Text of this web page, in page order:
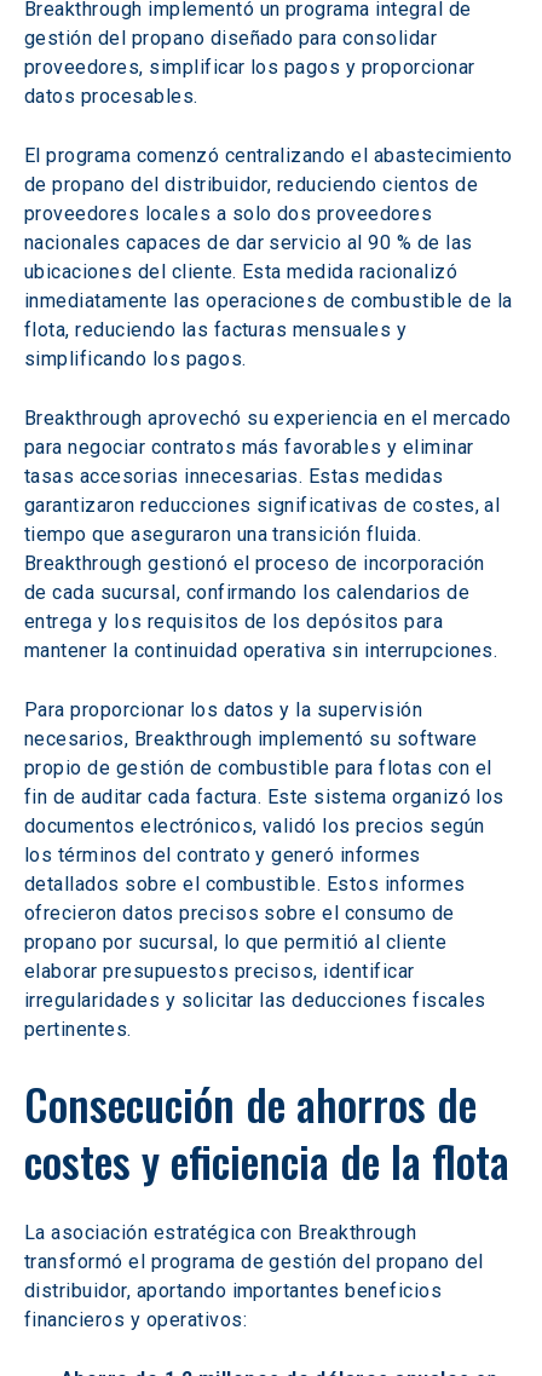
Breakthrough implementó un programa integral de
gestión del propano diseñado para consolidar
proveedores, simplificar los pagos y proporcionar
datos procesables.
El programa comenzó centralizando el abastecimiento
de propano del distribuidor, reduciendo cientos de
proveedores locales a solo dos proveedores
nacionales capaces de dar servicio al 90 % de las
ubicaciones del cliente. Esta medida racionalizó
inmediatamente las operaciones de combustible de la
flota, reduciendo las facturas mensuales y
simplificando los pagos.
Breakthrough aprovechó su experiencia en el mercado
para negociar contratos más favorables y eliminar
tasas accesorias innecesarias. Estas medidas
garantizaron reducciones significativas de costes, al
tiempo que aseguraron una transición fluida.
Breakthrough gestionó el proceso de incorporación
de cada sucursal, confirmando los calendarios de
entrega y los requisitos de los depósitos para
mantener la continuidad operativa sin interrupciones.
Para proporcionar los datos y la supervisión
necesarios, Breakthrough implementó su software
propio de gestión de combustible para flotas con el
fin de auditar cada factura. Este sistema organizó los
documentos electrónicos, validó los precios según
los términos del contrato y generó informes
detallados sobre el combustible. Estos informes
ofrecieron datos precisos sobre el consumo de
propano por sucursal, lo que permitió al cliente
elaborar presupuestos precisos, identificar
irregularidades y solicitar las deducciones fiscales
pertinentes.
Consecución de ahorros de
costes y eficiencia de la flota
La asociación estratégica con Breakthrough
transformó el programa de gestión del propano del
distribuidor, aportando importantes beneficios
financieros y operativos: